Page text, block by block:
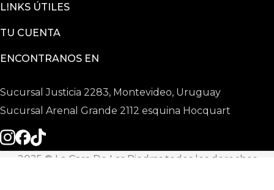
LINKS ÚTILES
TU CUENTA
ENCONTRANOS EN
Sucursal Justicia 2283, Montevideo, Uruguay
Sucursal Arenal Grande 2112 esquina Hocquart
2025 © La Casa De Las Piedras todos los derechos